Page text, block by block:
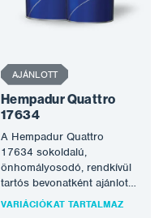
AJÁNLOTT
Hempadur Quattro
17634
A Hempadur Quattro
17634 sokoldalú,
önhomályosodó, rendkívül
tartós bevonatként ajánlott
légköri vagy víz alatti
VARIÁCIÓKAT TARTALMAZ